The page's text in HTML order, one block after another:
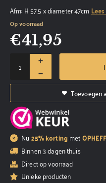
Afm: H 57.5 x diameter 47cm
Op voorraad
€41,95
Toevoegen
Nu 25% korting met
Binnen 3 dagen thuis
Direct op voorraad
Unieke producten